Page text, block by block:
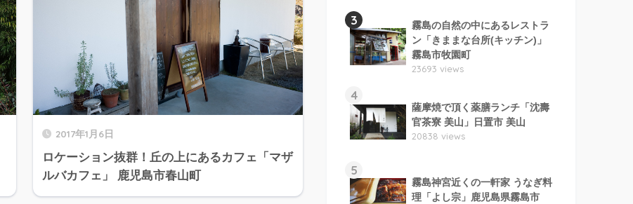
2017年1月6日
ロケーション抜群！丘の上にあるカフェ「マザ
ルバカフェ」 鹿児島市春山町
3
霧島の自然の中にあるレストラ
ン「きままな台所(キッチン)」
霧島市牧園町
23693 views
4
薩摩焼で頂く薬膳ランチ「沈壽
官茶寮 美山」日置市 美山
20838 views
5
霧島神宮近くの一軒家 うなぎ料
理「よし宗」鹿児島県霧島市